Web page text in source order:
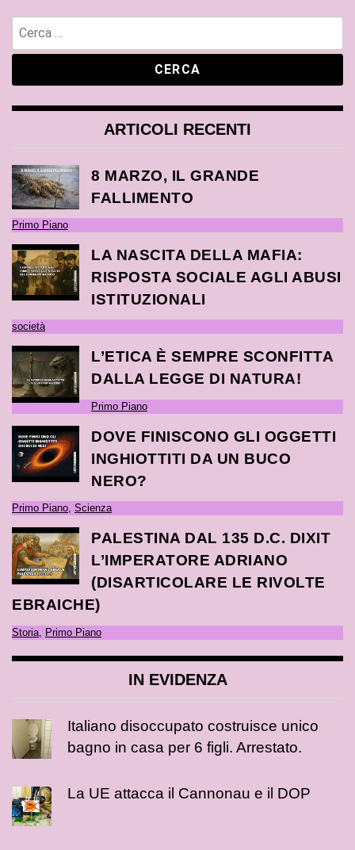
ARTICOLI RECENTI
8 MARZO, IL GRANDE
FALLIMENTO
Primo Piano
LA NASCITA DELLA MAFIA:
RISPOSTA SOCIALE AGLI ABUSI
ISTITUZIONALI
società
L’ETICA È SEMPRE SCONFITTA
DALLA LEGGE DI NATURA!
Primo Piano
DOVE FINISCONO GLI OGGETTI
INGHIOTTITI DA UN BUCO
NERO?
Primo Piano, Scienza
PALESTINA DAL 135 D.C. DIXIT
L’IMPERATORE ADRIANO
(DISARTICOLARE LE RIVOLTE
EBRAICHE)
Storia Primo Piano
IN EVIDENZA
Italiano disoccupato costruisce unico
bagno in casa per 6 figli. Arrestato.
La UE attacca il Cannonau e il DOP